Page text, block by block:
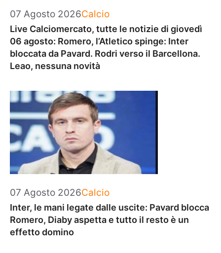
07 Agosto 2026Categorie
Calcio
Live Calciomercato, tutte le notizie di giovedì
06 agosto: Romero, l’Atletico spinge: Inter
bloccata da Pavard. Rodri verso il Barcellona.
Leao, nessuna novità
07 Agosto 2026Categorie
Calcio
Inter, le mani legate dalle uscite: Pavard blocca
Romero, Diaby aspetta e tutto il resto è un
effetto domino